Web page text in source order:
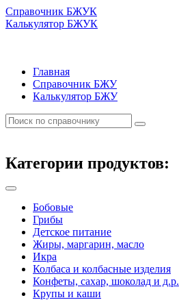
Справочник БЖУК
Калькулятор БЖУК
Главная
Справочник БЖУ
Калькулятор БЖУ
Категории продуктов:
Бобовые
Грибы
Детское питание
Жиры, маргарин, масло
Икра
Колбаса и колбасные изделия
Конфеты, сахар, шоколад и д.р.
Крупы и каши